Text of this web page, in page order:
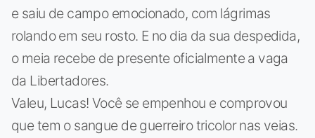
e saiu de campo emocionado, com lágrimas
rolando em seu rosto. E no dia da sua despedida,
o meia recebe de presente oficialmente a vaga
da Libertadores.
Valeu, Lucas! Você se empenhou e comprovou
que tem o sangue de guerreiro tricolor nas veias.